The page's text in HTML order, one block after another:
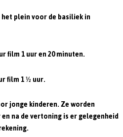
plein voor de basiliek in
film 1 uur en 20 minuten.
film 1 ½ uur.
jonge kinderen. Ze worden
na de vertoning is er gelegenheid